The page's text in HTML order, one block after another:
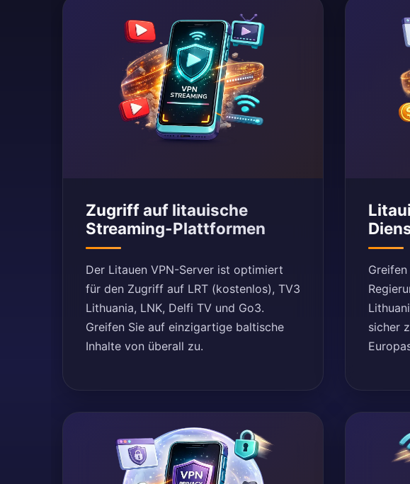
Zugriff auf litauische
Streaming-Plattformen
Der Litauen VPN-Server ist optimiert
für den Zugriff auf LRT (kostenlos), TV3
Lithuania, LNK, Delfi TV und Go3.
Greifen Sie auf einzigartige baltische
Inhalte von überall zu.
sicher